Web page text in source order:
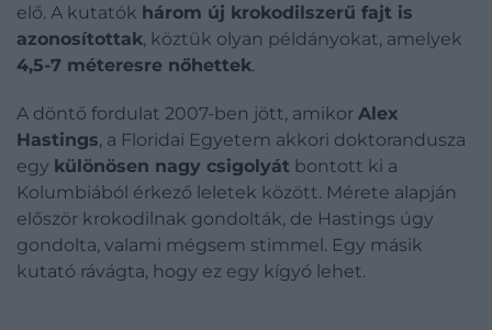
elő. A kutatók három új krokodilszerű fajt is
azonosítottak, köztük olyan példányokat, amelyek
4,5-7 méteresre nőhettek.
A döntő fordulat 2007-ben jött, amikor Alex
Hastings, a Floridai Egyetem akkori doktorandusza
egy különösen nagy csigolyát bontott ki a
Kolumbiából érkező leletek között. Mérete alapján
először krokodilnak gondolták, de Hastings úgy
gondolta, valami mégsem stimmel. Egy másik
kutató rávágta, hogy ez egy kígyó lehet.